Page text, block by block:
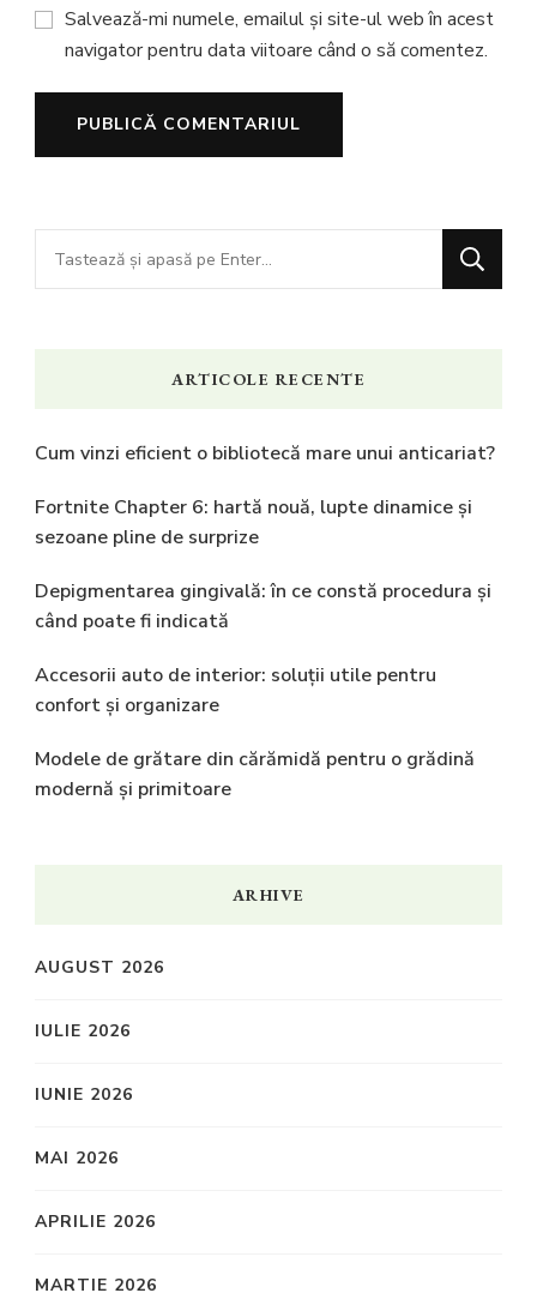
Salvează-mi numele, emailul și site-ul web în acest
navigator pentru data viitoare când o să comentez.
Cauți
ceva?
ARTICOLE RECENTE
Cum vinzi eficient o bibliotecă mare unui anticariat?
Fortnite Chapter 6: hartă nouă, lupte dinamice și
sezoane pline de surprize
Depigmentarea gingivală: în ce constă procedura și
când poate fi indicată
Accesorii auto de interior: soluții utile pentru
confort și organizare
Modele de grătare din cărămidă pentru o grădină
modernă și primitoare
ARHIVE
AUGUST 2026
IULIE 2026
IUNIE 2026
MAI 2026
APRILIE 2026
MARTIE 2026